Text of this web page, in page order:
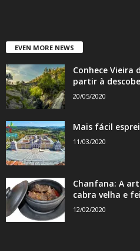
EVEN MORE NEWS
Conhece Vieira
partir à
20/05/2020
Mais fácil
11/03/2020
Chanfana: A
cabra velha e
12/02/2020